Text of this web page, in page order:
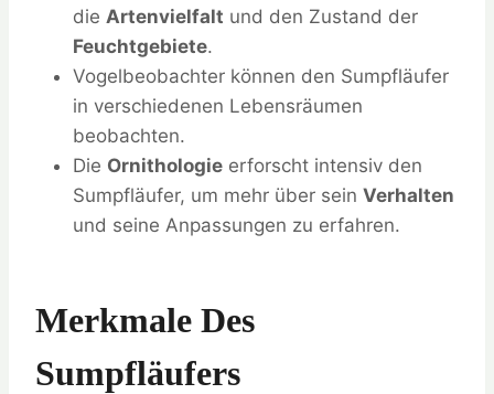
die Artenvielfalt und den Zustand der
Feuchtgebiete.
Vogelbeobachter können den Sumpfläufer
in verschiedenen Lebensräumen
beobachten.
Die Ornithologie erforscht intensiv den
Sumpfläufer, um mehr über sein Verhalten
und seine Anpassungen zu erfahren.
Merkmale Des
Sumpfläufers